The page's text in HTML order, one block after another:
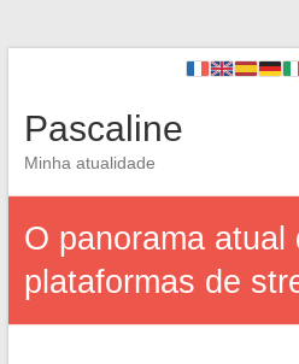
Pascaline
Minha atualidade
O panorama atual
plataformas de